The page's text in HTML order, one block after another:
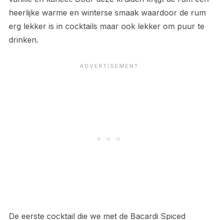
heerlijke warme en winterse smaak waardoor de rum
erg lekker is in cocktails maar ook lekker om puur te
drinken.
De eerste cocktail die we met de Bacardi Spiced